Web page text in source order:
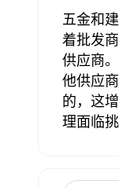
五金和
着批发
供应商
他供应
的，这
理面临